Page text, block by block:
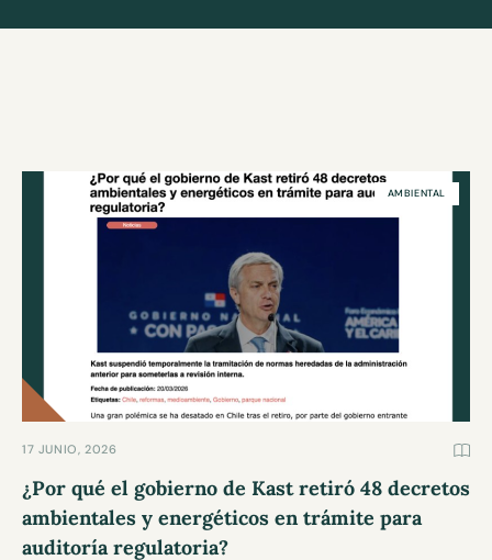
AMBIENTAL
17 JUNIO, 2026
¿Por qué el gobierno de Kast retiró 48 decretos
ambientales y energéticos en trámite para
auditoría regulatoria?